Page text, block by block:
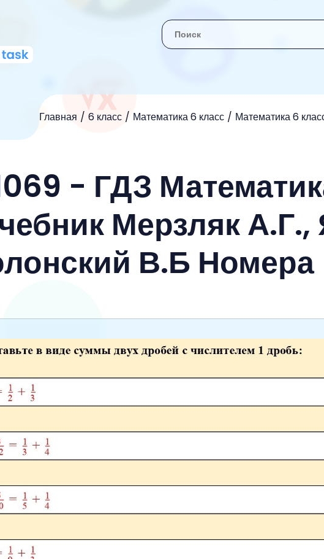
Главная 6 класс Математика 6 класс Математика 6
- ГДЗ
Мерзляк А.Г.,
В.Б Номера